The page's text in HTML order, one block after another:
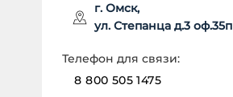
НОМЕР ТЕЛЕФОНА *
г. Омск,
ул. Степанца д.3 оф.35п
Телефон для связи:
8 800 505 1475